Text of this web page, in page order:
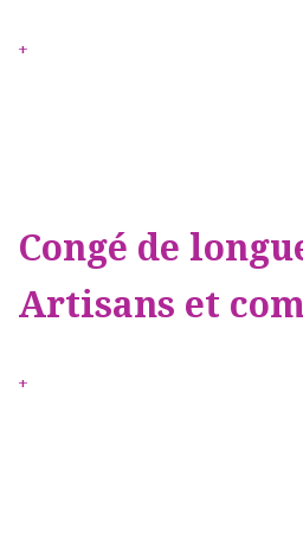
+
Congé de
Artisans et
+